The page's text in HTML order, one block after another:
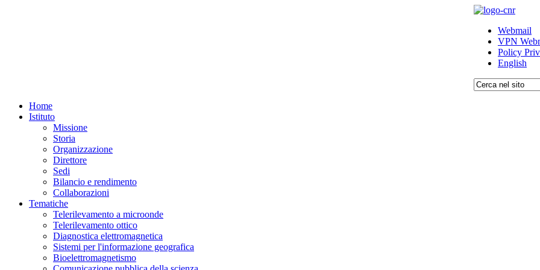
Webmail
VPN
Policy
English
Home
Istituto
Missione
Storia
Organizzazione
Direttore
Sedi
Bilancio e rendimento
Collaborazioni
Tematiche
Telerilevamento a microonde
Telerilevamento ottico
Diagnostica elettromagnetica
Sistemi per l'informazione geografica
Bioelettromagnetismo